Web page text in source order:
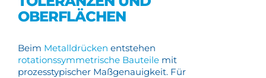
OBERFLÄCHEN
Beim Metalldrücken entstehen
rotationssymmetrische Bauteile mit
prozesstypischer Maßgenauigkeit. Für